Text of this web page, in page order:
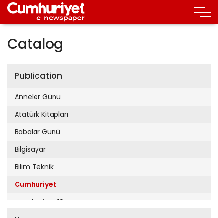
Catalog
Publication
Anneler Günü
Atatürk Kitapları
Babalar Günü
Bilgisayar
Bilim Teknik
Cumhuriyet
Cumhuriyet 19 Mayıs